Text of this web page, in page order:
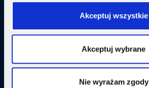
Akceptuj wszystkie
Akceptuj wybrane
Nie wyrażam zgody
SupermediaGo
Pomoc i obsługa